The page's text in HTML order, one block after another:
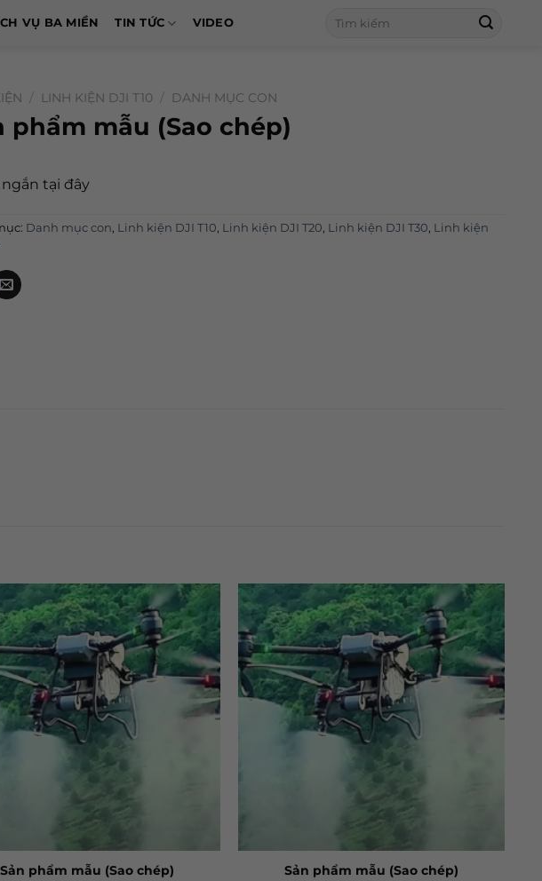
VỤ BA MIỀN TIN TỨC VIDEO
/ LINH KIỆN DJI T10 / DANH MỤC CON
phẩm mẫu (Sao chép)
ngắn tại đây
Danh mục con, Linh kiện DJI T10, Linh kiện DJI T20, Linh kiện DJI T30, Linh kiện
Sản phẩm mẫu (Sao chép) Sản phẩm mẫu (Sao chép)